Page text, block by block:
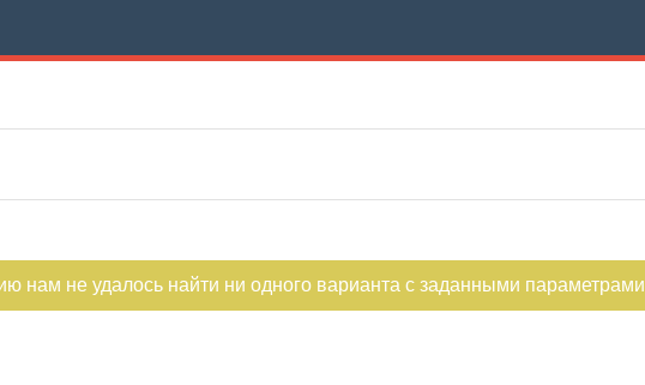
нам не удалось найти ни одного варианта с заданными параметрами